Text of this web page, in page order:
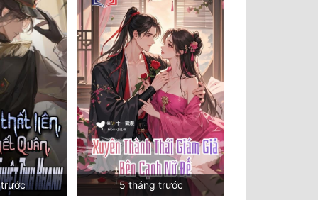
5 tháng trước